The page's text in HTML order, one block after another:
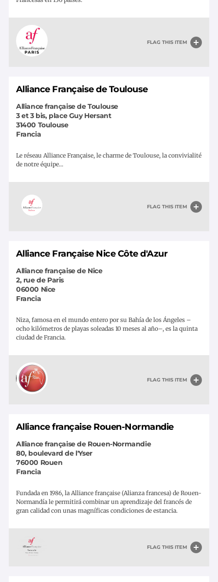
FLAG THIS ITEM
FLAG THIS ITEM
Alliance Française de Toulouse
Alliance française de Toulouse
3 et 3 bis, place Guy Hersant
31400 Toulouse
Francia
Le réseau Alliance Française, le charme de Toulouse, la convivialité
de notre équipe...
FLAG THIS ITEM
Alliance Française Nice Côte d'Azur
Alliance française de Nice
2, rue de Paris
06000 Nice
Francia
Niza, famosa en el mundo entero por su Bahía de los Ángeles –
ocho kilómetros de playas soleadas 10 meses al año–, es la quinta
ciudad de Francia.
FLAG THIS ITEM
Alliance française Rouen-Normandie
Alliance française de Rouen-Normandie
80, boulevard de l'Yser
76000 Rouen
Francia
Fundada en 1986, la Alliance française (Alianza francesa) de Rouen-
Normandía le permitirá combinar un aprendizaje del francés de
gran calidad con unas magníficas condiciones de estancia.